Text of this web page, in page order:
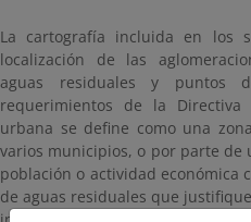
La cartografía incluida en los
localización de las
aguas residuales y puntos
requerimientos de la Directiva
urbana se define como una
varios municipios, o por parte de
población o actividad económica
de aguas residuales que